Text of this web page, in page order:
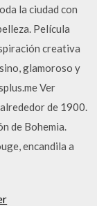
la ciudad con
Película
creativa
glamoroso y
Ver
de 1900.
de Bohemia.
encandila a